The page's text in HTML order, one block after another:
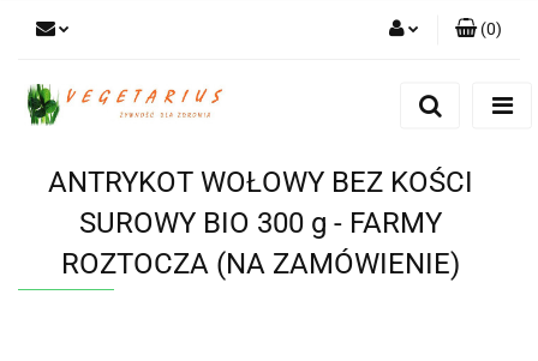
(0)
ANTRYKOT WOŁOWY BEZ KOŚCI
SUROWY BIO 300 g - FARMY
ROZTOCZA (NA ZAMÓWIENIE)